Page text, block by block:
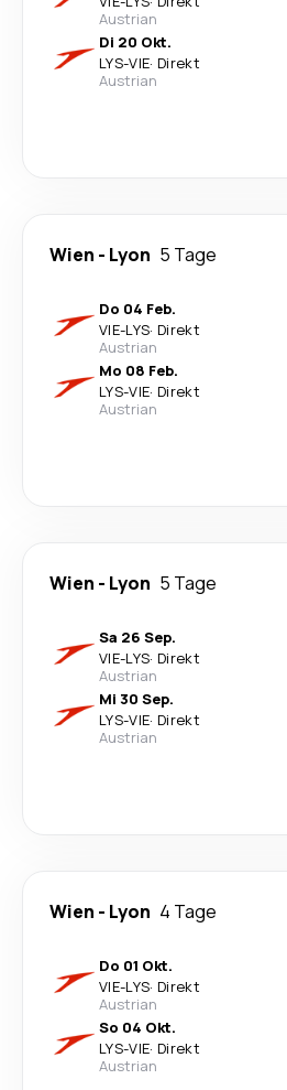
Austrian
Di 20 Okt.
LYS-VIE· Direkt
Austrian
Wien - Lyon 5 Tage
Do 04 Feb.
VIE-LYS· Direkt
Austrian
Mo 08 Feb.
LYS-VIE· Direkt
Austrian
Wien - Lyon 5 Tage
Sa 26 Sep.
VIE-LYS· Direkt
Austrian
Mi 30 Sep.
LYS-VIE· Direkt
Austrian
Wien - Lyon 4 Tage
Do 01 Okt.
VIE-LYS· Direkt
Austrian
So 04 Okt.
LYS-VIE· Direkt
Austrian